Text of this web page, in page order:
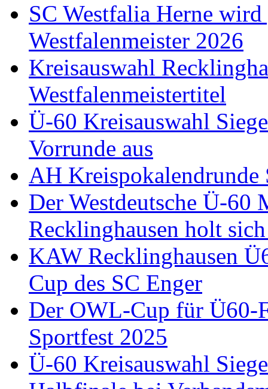
SC Westfalia Herne
Westfalenmeister 2026
Kreisauswahl
Westfalenmeistertitel
Ü-60 Kreisauswahl
Vorrunde aus
AH Kreispokalendrunde
Der Westdeutsche Ü-60
Recklinghausen holt
KAW Recklinghausen
Cup des SC Enger
Der OWL-Cup für Ü60-
Sportfest 2025
Ü-60 Kreisauswahl